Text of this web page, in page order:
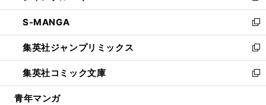
開
く
ウ
で
開
く
ン
ド
ウ
で
開
く
ウ
ィ
ン
ド
ウ
で
開
し
い
ウ
ィ
ン
ド
ウ
S-MANGA
新
し
い
ウ
ィ
ン
集英社ジャンプリミックス
新
し
い
ウ
集英社コミック文庫
新
し
青年マンガ